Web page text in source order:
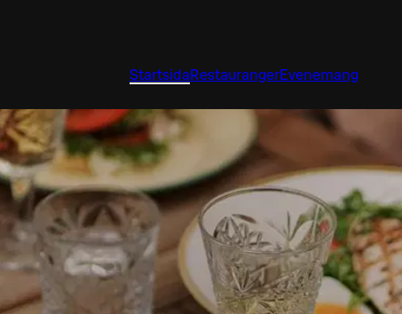
Startsida RestaurangerEvenemang